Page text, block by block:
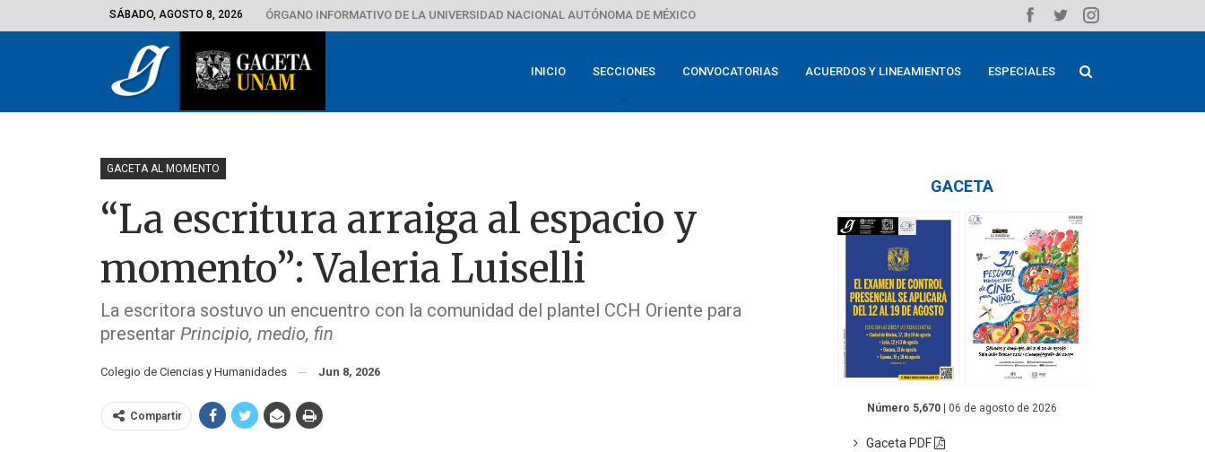
SÁBADO, AGOSTO 8, 2026 ÓRGANO INFORMATIVO DE LA UNIVERSIDAD NACIONAL AUTÓNOMA DE MÉXICO
INICIO SECCIONES CONVOCATORIAS ACUERDOS Y LINEAMIENTOS ESPECIALES
GACETA AL MOMENTO
“La escritura arraiga al espacio y
momento”: Valeria Luiselli
La escritora sostuvo un encuentro con la comunidad del plantel CCH Oriente para
presentar Principio, medio, fin
Colegio de Ciencias y Humanidades Jun 8, 2026
Compartir
GACETA
Número 5,670 | 06 de agosto de 2026
Gaceta PDF